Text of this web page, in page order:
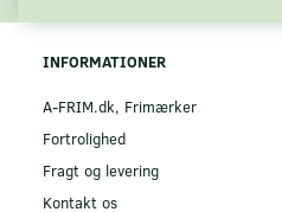
INFORMATIONER
A-FRIM.dk, Frimærker
Fortrolighed
Fragt og levering
Kontakt os